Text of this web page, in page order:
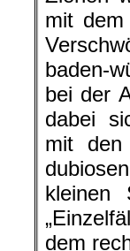
mit dem
baden-
bei der
dabei
mit
kleinen
dem